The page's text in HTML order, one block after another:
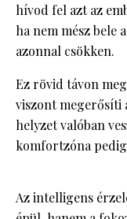
hívod fel azt az
ha nem mész bele
azonnal csökken.
Ez rövid távon
viszont megerősíti
helyzet valóban
komfortzóna
Az intelligens